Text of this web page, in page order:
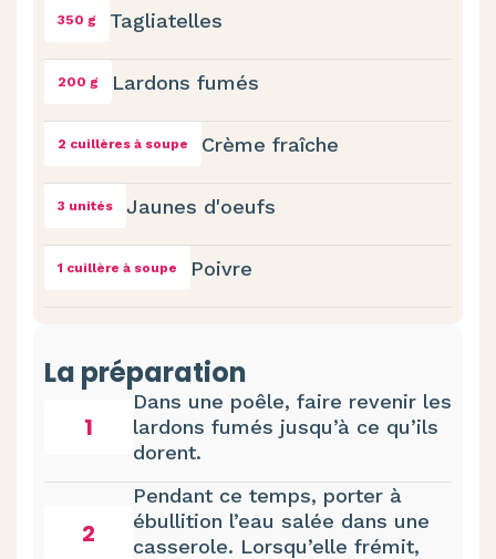
350 g Tagliatelles
200 g Lardons fumés
2 cuillères à soupe Crème fraîche
3 unités Jaunes d'oeufs
1 cuillère à soupe Poivre
La préparation
1
Dans une poêle, faire revenir les
lardons fumés jusqu’à ce qu’ils
dorent.
2
Pendant ce temps, porter à
ébullition l’eau salée dans une
casserole. Lorsqu’elle frémit,